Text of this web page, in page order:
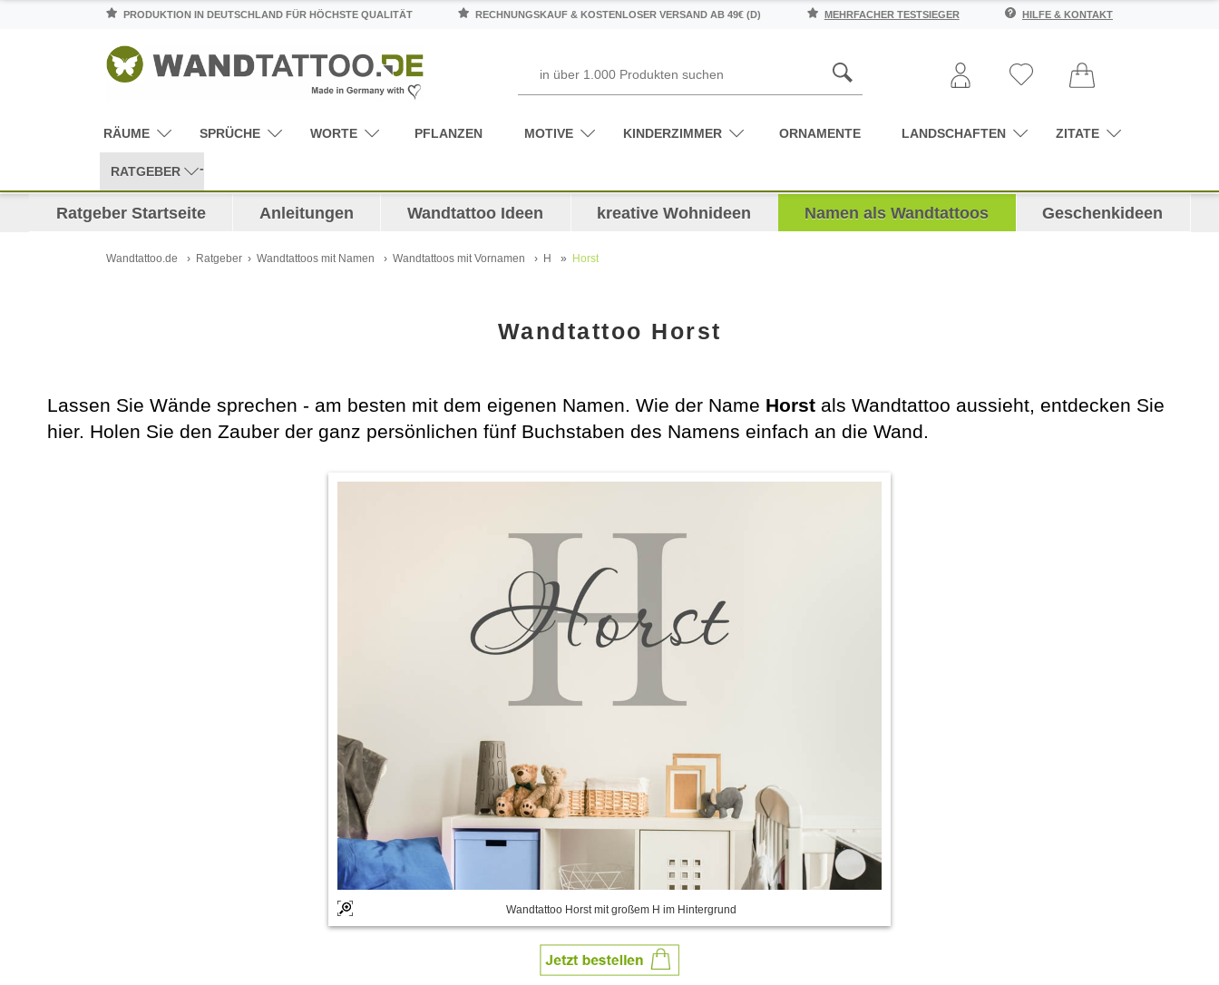
PRODUKTION IN DEUTSCHLAND FÜR HÖCHSTE QUALITÄT RECHNUNGSKAUF & KOSTENLOSER VERSAND AB 49€ (D) MEHRFACHER TESTSIEGER HILFE & KONTAKT
RÄUME SPRÜCHE WORTE PFLANZEN MOTIVE KINDERZIMMER ORNAMENTE LANDSCHAFTEN ZITATE
RATGEBER
Ratgeber Startseite Anleitungen Wandtattoo Ideen kreative Wohnideen Namen als Wandtattoos Geschenkideen
Wandtattoo.de Ratgeber Wandtattoos mit Namen Wandtattoos mit Vornamen H Horst
Wandtattoo Horst
Lassen Sie Wände sprechen - am besten mit dem eigenen Namen. Wie der Name Horst als Wandtattoo aussieht, entdecken Sie
hier. Holen Sie den Zauber der ganz persönlichen fünf Buchstaben des Namens einfach an die Wand.
Wandtattoo Horst mit großem H im Hintergrund